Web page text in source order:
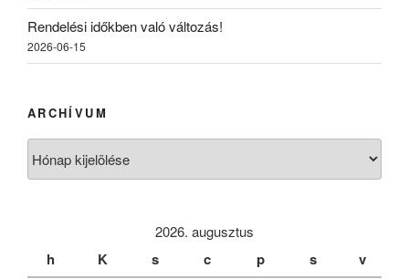
Rendelési időkben való változás!
2026-06-15
ARCHÍVUM
2026. augusztus
h K s c p s v